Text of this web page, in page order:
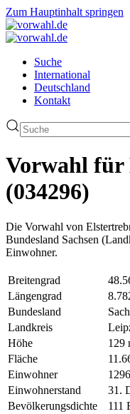
Zum Hauptinhalt springen
Suche
International
Deutschland
Kontakt
Vorwahl für
(034296)
Die Vorwahl von
Bundesland Sachsen
Einwohner.
Breitengrad
Längengrad
Bundesland
Landkreis
Höhe
129
Fläche
Einwohner
1296
Einwohnerstand
31.
Bevölkerungsdichte
111